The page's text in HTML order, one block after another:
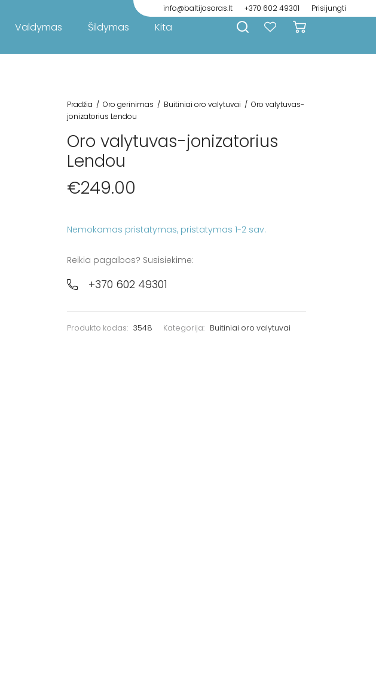
info@baltijosoras.lt +370 602 49301 Prisijungti
Valdymas Šildymas Kita
Pradžia / Oro gerinimas / Buitiniai oro valytuvai / Oro valytuvas-
jonizatorius Lendou
Oro valytuvas-jonizatorius
Lendou
€249.00
Nemokamas pristatymas
Reikia pagalbos? Susisiekime:
+370 602 49301
Produkto kodas: 3548 Kategorija: Buitiniai oro valytuvai